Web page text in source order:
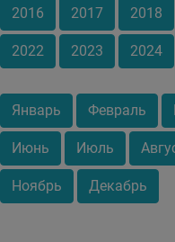
2016 2017 2018
2022 2023 2024
Январь Февраль
Июнь Июль
Ноябрь Декабрь